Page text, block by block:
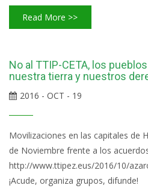
Read More >>
No al TTIP-CETA, los
nuestra tierra y nuestros
2016 - OCT - 19
Movilizaciones en las capitales de
de Noviembre frente a los
http://www.ttipez.eus/2016/10/
¡Acude, organiza grupos, difunde!